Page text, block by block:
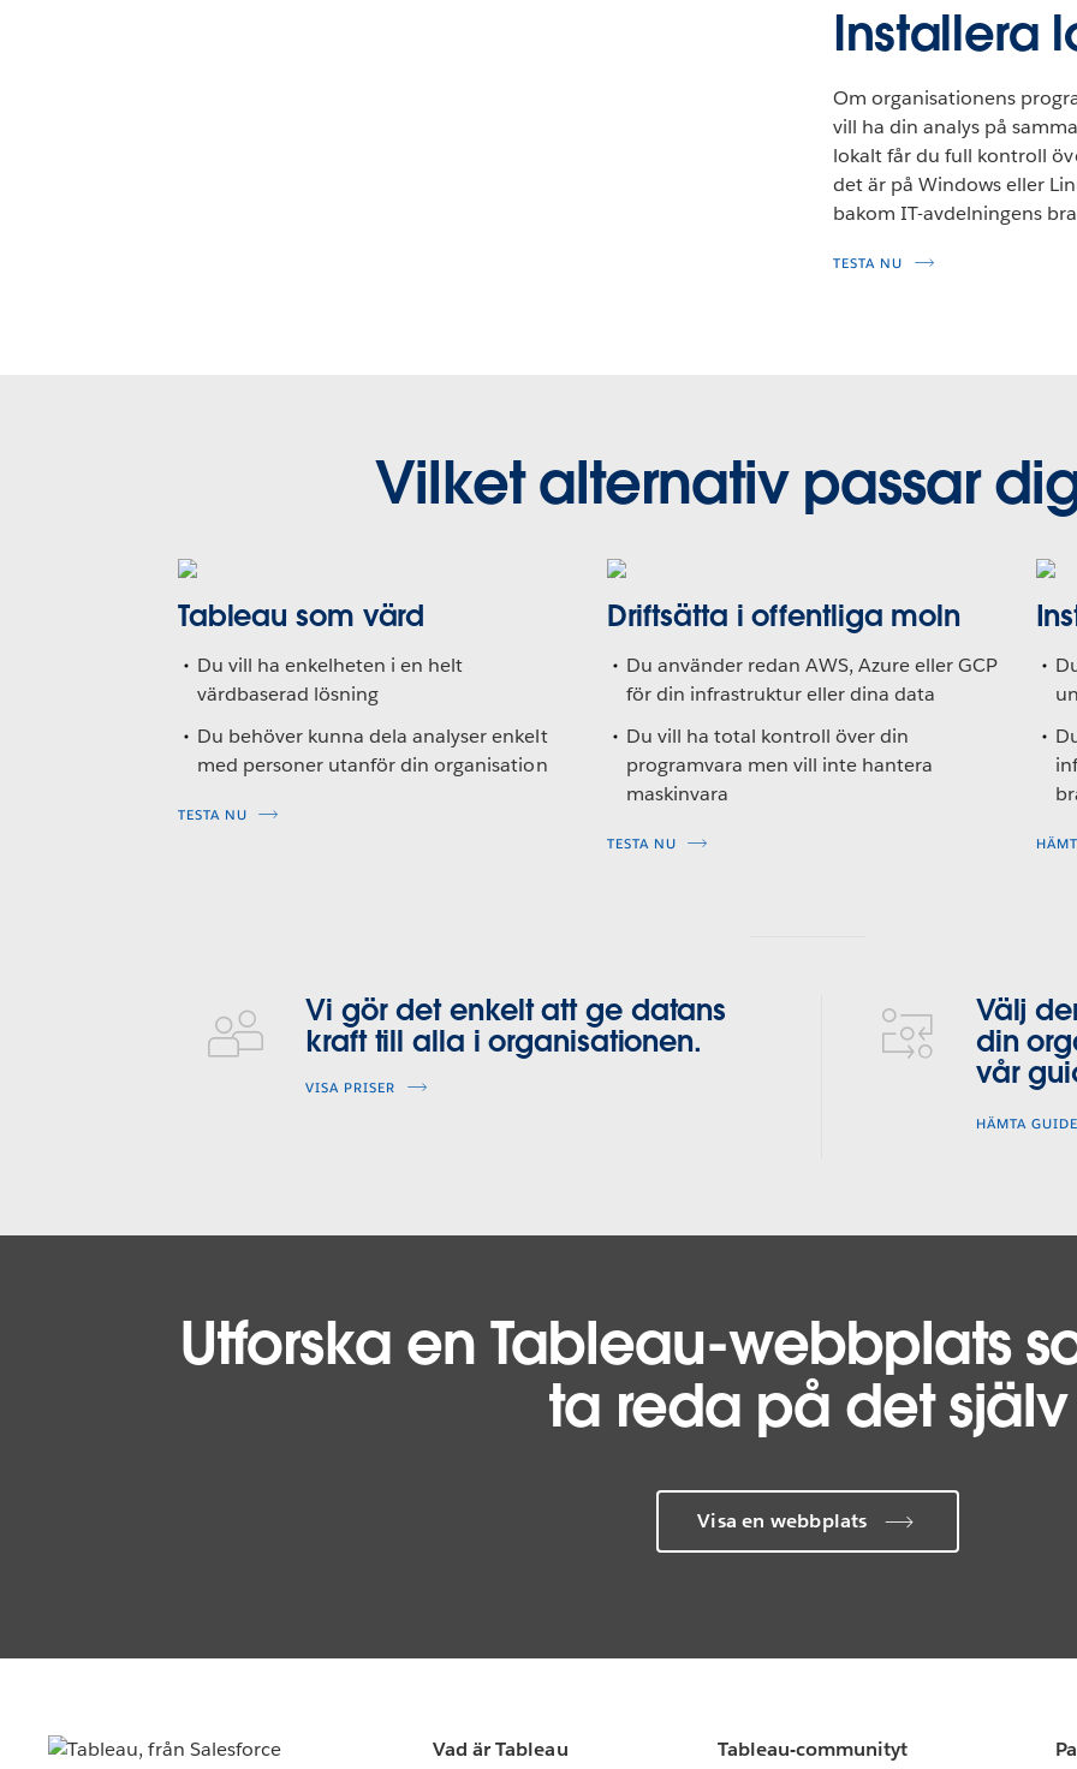
Installera
Om organisationens
vill ha din analys på
lokalt får du full kontroll
det är på Windows eller
bakom IT-avdelningens
TESTA NU
Vilket alternativ passar
Tableau som värd
Du vill ha enkelheten i en helt
värdbaserad lösning
Du behöver kunna dela analyser enkelt
med personer utanför din organisation
TESTA NU
Driftsätta i offentliga moln
Du använder redan AWS, Azure eller GCP
för din infrastruktur eller dina data
Du vill ha total kontroll över din
programvara men vill inte hantera
maskinvara
TESTA NU
Vi gör det enkelt att ge datans
kraft till alla i organisationen.
VISA PRISER
Välj
din
vår
HÄMTA
Utforska en Tableau-webbplats
ta reda på det själv
Visa en webbplats
Vad är Tableau Tableau-communityt